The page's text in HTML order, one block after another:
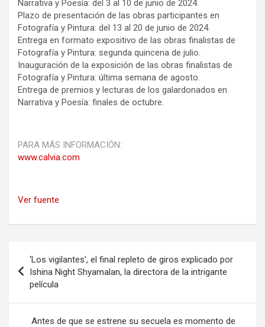
Narrativa y Poesía: del 3 al 10 de junio de 2024.
Plazo de presentación de las obras participantes en
Fotografía y Pintura: del 13 al 20 de junio de 2024.
Entrega en formato expositivo de las obras finalistas de
Fotografía y Pintura: segunda quincena de julio.
Inauguración de la exposición de las obras finalistas de
Fotografía y Pintura: última semana de agosto.
Entrega de premios y lecturas de los galardonados en
Narrativa y Poesía: finales de octubre.
PARA MÁS INFORMACIÓN:
www.calvia.com
Ver fuente
de
entradas
‘Los vigilantes’, el final repleto de giros explicado por
Ishina Night Shyamalan, la directora de la intrigante
película
Antes de que se estrene su secuela es momento de